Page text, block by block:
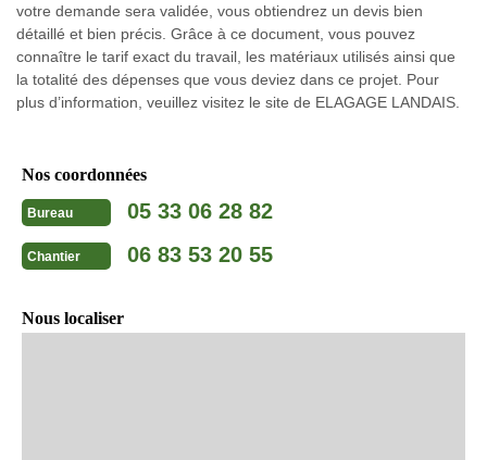
votre demande sera validée, vous obtiendrez un devis bien
détaillé et bien précis. Grâce à ce document, vous pouvez
connaître le tarif exact du travail, les matériaux utilisés ainsi que
la totalité des dépenses que vous deviez dans ce projet. Pour
plus d’information, veuillez visitez le site de ELAGAGE LANDAIS.
Nos coordonnées
Bureau 05 33 06 28 82
Chantier 06 83 53 20 55
Nous localiser